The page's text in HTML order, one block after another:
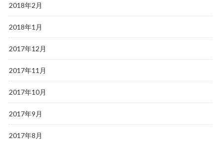
2018年2月
2018年1月
2017年12月
2017年11月
2017年10月
2017年9月
2017年8月